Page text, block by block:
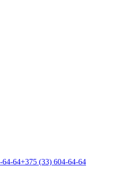
64-64+375 (33) 604-64-64